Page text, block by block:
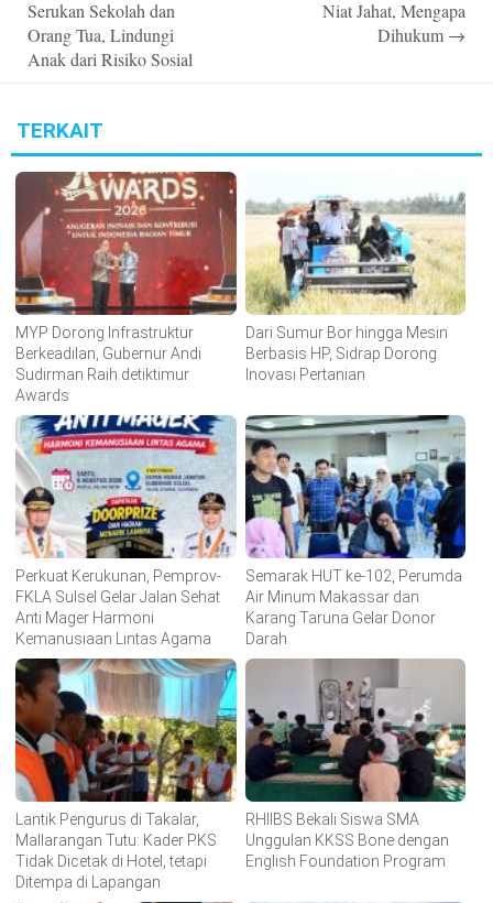
Serukan Sekolah dan
Orang Tua, Lindungi
Anak dari Risiko Sosial
Niat Jahat, Mengapa
Dihukum →
TERKAIT
MYP Dorong Infrastruktur
Berkeadilan, Gubernur Andi
Sudirman Raih detiktimur
Awards
Dari Sumur Bor hingga Mesin
Berbasis HP, Sidrap Dorong
Inovasi Pertanian
Perkuat Kerukunan, Pemprov-
FKLA Sulsel Gelar Jalan Sehat
Anti Mager Harmoni
Kemanusiaan Lintas Agama
Semarak HUT ke-102, Perumda
Air Minum Makassar dan
Karang Taruna Gelar Donor
Darah
Lantik Pengurus di Takalar,
Mallarangan Tutu: Kader PKS
Tidak Dicetak di Hotel, tetapi
Ditempa di Lapangan
RHIIBS Bekali Siswa SMA
Unggulan KKSS Bone dengan
English Foundation Program